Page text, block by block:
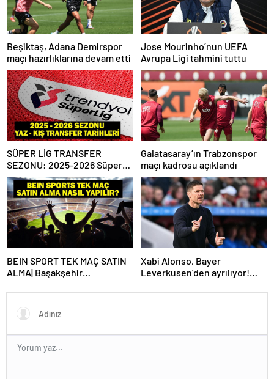
Beşiktaş, Adana Demirspor
maçı hazırlıklarına devam etti
Jose Mourinho’nun UEFA
Avrupa Ligi tahmini tuttu
SÜPER LİG TRANSFER
SEZONU: 2025-2026 Süper
Lig Yaz Transfer Sezonu Ne
Zaman Başlayacak? Kış
Transfer Sezonu Ne Zaman
Başlayacak? TFF Açıkladı!
Galatasaray’ın Trabzonspor
maçı kadrosu açıklandı
BEIN SPORT TEK MAÇ SATIN
ALMA| Başakşehir
tek maç satın alma nasıl
yapılır?
Xabi Alonso, Bayer
Leverkusen’den ayrılıyor!